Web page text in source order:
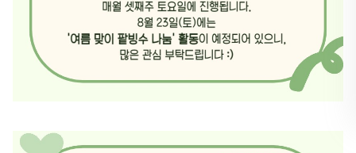
기
카톡채널